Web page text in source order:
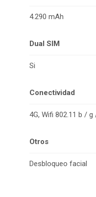
4.290 mAh
Dual SIM
Si
Conectividad
4G, Wifi 802.11 b /
Otros
Desbloqueo facial